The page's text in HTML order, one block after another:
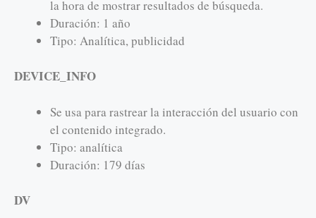
la hora de mostrar resultados de búsqueda.
Duración: 1 año
Tipo: Analítica, publicidad
DEVICE_INFO
Se usa para rastrear la interacción del usuario con
el contenido integrado.
Tipo: analítica
Duración: 179 días
DV